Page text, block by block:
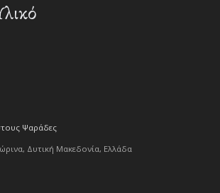
Ψαράδες
Δυτική Μακεδονία, Ελλάδα